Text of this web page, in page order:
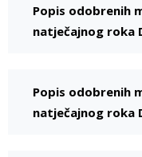
Popis odobrenih
natječajnog roka
Popis odobrenih
natječajnog roka